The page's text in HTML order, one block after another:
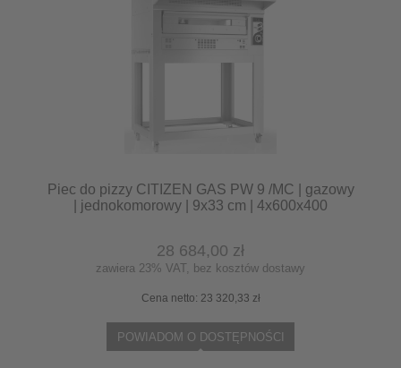
Piec do pizzy CITIZEN GAS PW 9 /MC | gazowy
| jednokomorowy | 9x33 cm | 4x600x400
28 684,00 zł
zawiera 23% VAT, bez kosztów dostawy
Cena netto: 23 320,33 zł
POWIADOM O DOSTĘPNOŚCI